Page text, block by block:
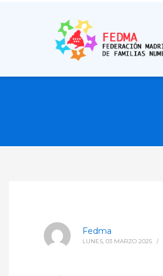
Fedma
LUNES, 03 MARZO 2025 /